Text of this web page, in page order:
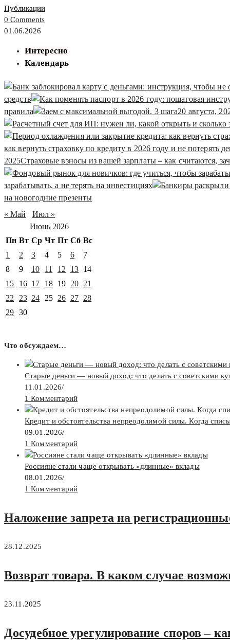
Публикации
0 Comments
01.06.2026
Интересно
Календарь
средств
правила
20 августа,
как вернуть страховку по кредиту в 2026 году и не потерять
2025Страховые взносы из вашей зарплаты – как считаются,
зарабатывать, а не терять на инвестициях
на новогодние презенты
« Май
Июл »
Июнь 2026
Пн Вт Ср Чт Пт Сб Вс
1
2 3 4 5 6
7
8
9 10 11 12 13 14
15
16 17 18 19 20 21
22
23 24 25 26 27 28
29 30
Что обсуждаем…
Старые деньги — новый доход: что делать с советскими
11.01.2026/
1 Комментарий
Кредит и обстоятельства непреодолимой силы. Когда
09.01.2026/
1 Комментарий
Россияне стали чаще открывать «длинные» вклады
08.01.2026/
1 Комментарий
Наложение запрета на
28.12.2025
Возврат товара. В каком случае
23.11.2025
Досудебное урегулирование споров –